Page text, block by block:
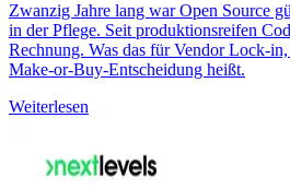
Zwanzig Jahre lang war Open Source
in der Pflege. Seit produktionsreifen
Rechnung. Was das für Vendor Lock-
Make-or-Buy-Entscheidung heißt.
Weiterlesen